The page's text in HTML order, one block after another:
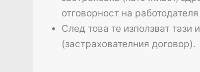
отговорност на
След това те използват
(застрахователния договор).